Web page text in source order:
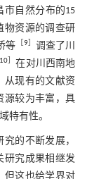
市自然分布的15
物资源的调查研
等 9］ 调查了川
10 ］在对川西南地
从现有的文献资
源较为丰富，具
特有性。
的不断发展，
研究成果相继发
但这也给学界对